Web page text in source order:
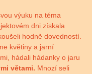
výuku na téma
dni získala
hodně dovedností.
květiny a jarní
hádali hádanky o jaru
větami. Mnozí seli